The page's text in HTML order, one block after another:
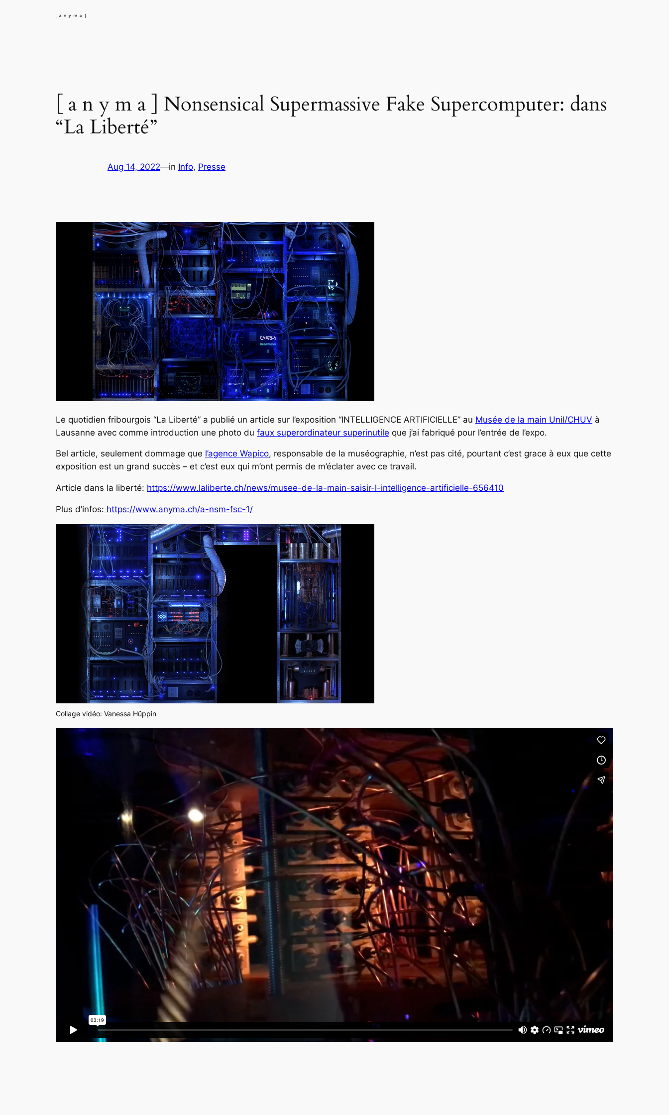
[ a n y m a ] Nonsensical Supermassive Fake Supercomputer: dans
“La Liberté”
Aug 14, 2022—in Info, Presse
Le quotidien fribourgois “La Liberté” a publié un article sur l’exposition “INTELLIGENCE ARTIFICIELLE” au Musée de la main Unil/CHUV à
Lausanne avec comme introduction une photo du faux superordinateur superinutile que j’ai fabriqué pour l’entrée de l’expo.
Bel article, seulement dommage que l’agence Wapico, responsable de la muséographie, n’est pas cité, pourtant c’est grace à eux que cette
exposition est un grand succès – et c’est eux qui m’ont permis de m’éclater avec ce travail.
Article dans la liberté: https://www.laliberte.ch/news/musee-de-la-main-saisir-l-intelligence-artificielle-656410
Plus d’infos: https://www.anyma.ch/a-nsm-fsc-1/
Collage vidéo: Vanessa Hüppin